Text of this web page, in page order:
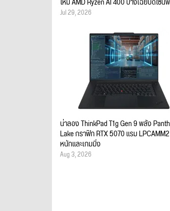
Jul 29, 2026
น่าลอง ThinkPad T1g Gen 9 พลัง
Lake กราฟิก RTX 5070 แรม
หนักและเกมมิ่ง
Aug 3, 2026